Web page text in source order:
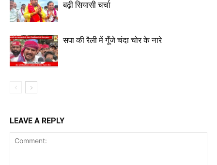
बढ़ी सियासी चर्चा
सपा की रैली में गूँजे चंदा चोर के नारे
LEAVE A REPLY